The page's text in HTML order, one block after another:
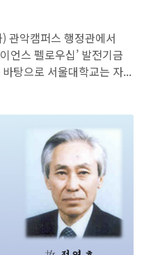
관악캠퍼스 행정관에서
언스 펠로우십’ 발전기금
탕으로 서울대학교는 자...